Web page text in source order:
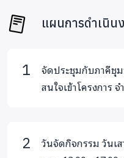
เหมือนกิจกรรมอย่างหนึ่
เต็มไปด้วยการเรียนรู้ โ
1) การพัฒนาทักษะชีวิต
2) การสื่อสาร
5) ความเห็นอกเห็นใจ
6) การแก้ปัญหาวิเคราะ
แผนการดำเนิน
จัดประชุมกับภาคีชุ
สนใจเข้าโครงการ
วันจัดกิจกรรม วันเ